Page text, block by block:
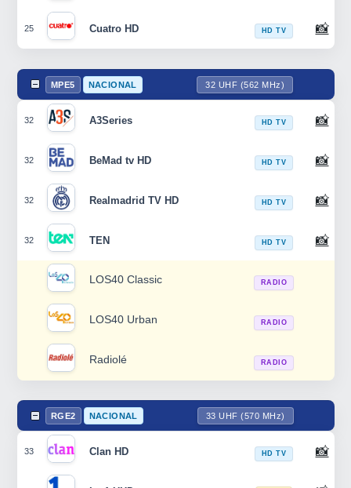
25 Cuatro HD HD TV 📸
MPE5 NACIONAL 32 UHF (562 MHz)
32 A3Series HD TV 📸
32 BeMad tv HD HD TV 📸
32 Realmadrid TV HD HD TV 📸
32 TEN HD TV 📸
LOS40 Classic RADIO
LOS40 Urban RADIO
Radiolé RADIO
RGE2 NACIONAL 33 UHF (570 MHz)
33 Clan HD HD TV 📸